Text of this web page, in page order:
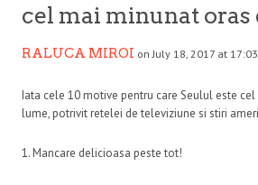
cel mai minunat oras
RALUCA MIROI on July 18, 2017 at 17:03
Iata cele 10 motive pentru care Seulul este
lume, potrivit retelei de televiziune si stiri
1. Mancare delicioasa peste tot!